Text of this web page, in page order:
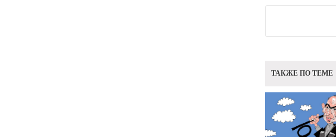
ТАКЖЕ ПО ТЕМЕ